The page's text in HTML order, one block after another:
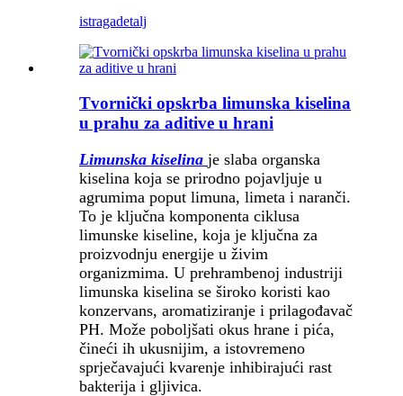
istragadetalj
Tvornički opskrba limunska kiselina
u prahu za aditive u hrani
Limunska kiselina je slaba organska
kiselina koja se prirodno pojavljuje u
agrumima poput limuna, limeta i naranči.
To je ključna komponenta ciklusa
limunske kiseline, koja je ključna za
proizvodnju energije u živim
organizmima. U prehrambenoj industriji
limunska kiselina se široko koristi kao
konzervans, aromatiziranje i prilagođavač
PH. Može poboljšati okus hrane i pića,
čineći ih ukusnijim, a istovremeno
sprječavajući kvarenje inhibirajući rast
bakterija i gljivica.